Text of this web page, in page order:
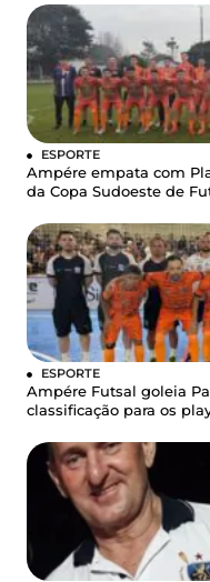
ESPORTE
Ampére empata com
da Copa Sudoeste de
ESPORTE
Ampére Futsal goleia
classificação para os